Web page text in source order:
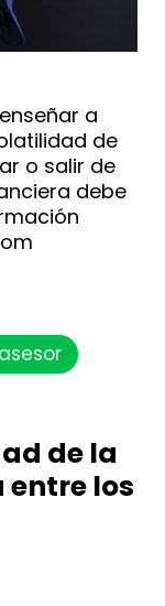
a
de
o salir de
debe
de la
los